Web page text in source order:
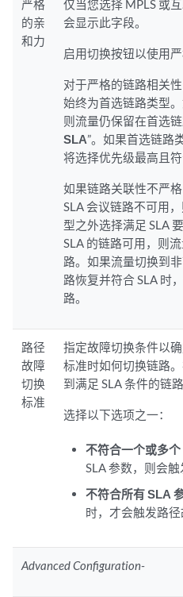
严格
的亲
和力
仅当您选择 MPLS 或
会显示此字段。
启用切换按钮以使用严
对于严格的链路相关
始终为首选链路类型。
则流量仍保留在首选
SLA”。如果首选链路
将选择优先级最高且符
如果链路关联性不严
SLA 会议链路不可用
型之外选择满足 SLA
SLA 的链路可用，则
路。如果流量切换到
路恢复并符合 SLA 时
路。
路径
故障
切换
标准
指定故障切换条件以
标准时如何切换链路
到满足 SLA 条件的链路
选择以下选项之一：
不符合一个或多
SLA 参数，则会触
不符合所有 SLA
时，才会触发路径
Advanced Configuration-